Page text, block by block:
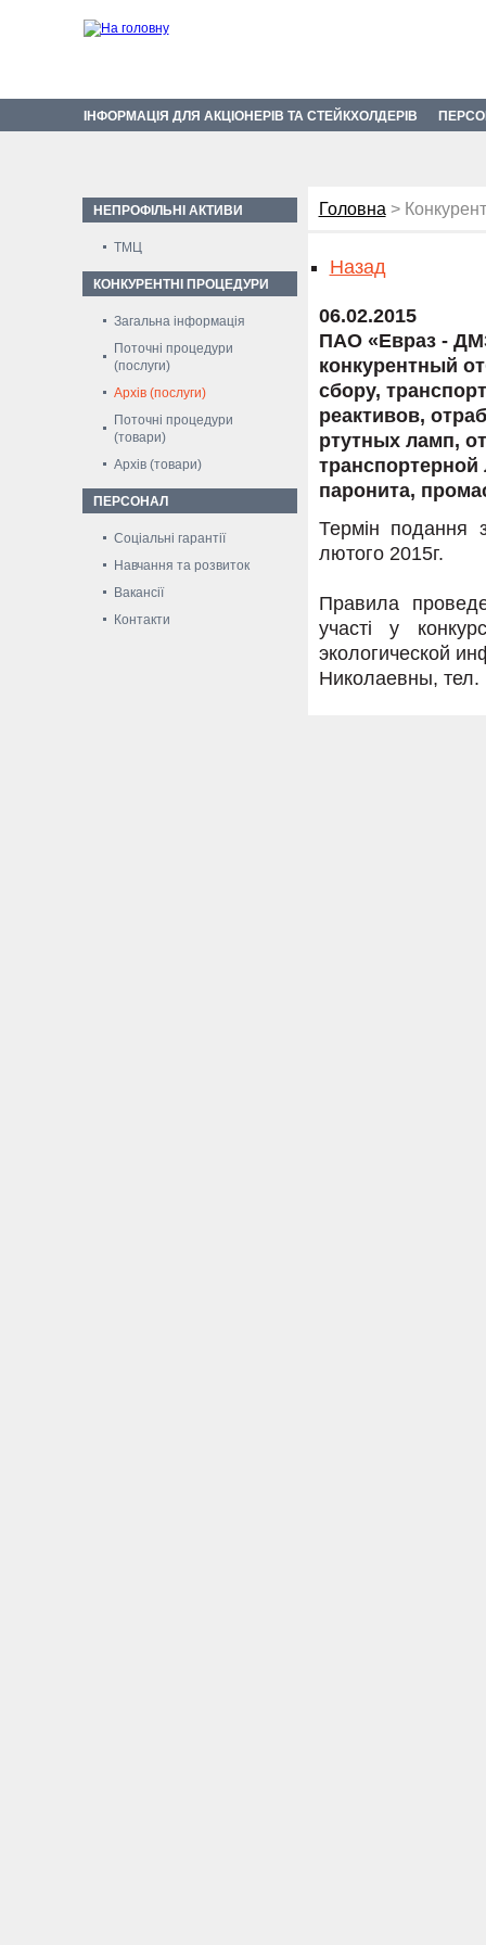
ІНФОРМАЦІЯ ДЛЯ АКЦІОНЕРІВ ТА СТЕЙКХОЛДЕРІВ
НЕПРОФІЛЬНІ АКТИВИ
ТМЦ
КОНКУРЕНТНІ ПРОЦЕДУРИ
Загальна інформація
Поточні процедури
(послуги)
Архів (послуги)
Поточні процедури
(товари)
Архів (товари)
ПЕРСОНАЛ
Соціальні гарантії
Навчання та розвиток
Вакансії
Контакти
Головна >
Назад
06.02.2015
ПАО «Евраз -
конкурентный
сбору,
реактивов,
ртутных ламп,
паронита,
Термін подання
лютого 2015г.
Правила
участі у
экологической
Николаевны,